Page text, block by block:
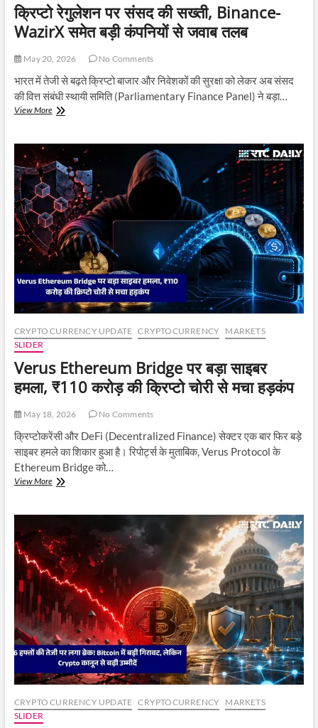
क्रिप्टो रेगुलेशन पर संसद की सख्ती, Binance-
WazirX समेत बड़ी कंपनियों से जवाब तलब
May 20, 2026 No Comments
भारत में तेजी से बढ़ते क्रिप्टो बाजार और निवेशकों की सुरक्षा को लेकर अब संसद
की वित्त संबंधी स्थायी समिति (Parliamentary Finance Panel) ने बड़ा…
View Moreक्रिप्टो
संसद
की
सख्ती,
Binance-
WazirX
समेत
बड़ी
कंपनियों
से
जवाब
तलब
CRYPTO CURRENCY UPDATE CRYPTOCURRENCY
MARKETS
SLIDER
Verus Ethereum Bridge पर बड़ा साइबर
हमला, ₹110 करोड़ की क्रिप्टो चोरी से मचा हड़कंप
May 18, 2026 No Comments
क्रिप्टोकरेंसी और DeFi (Decentralized Finance) सेक्टर एक बार फिर बड़े
साइबर हमले का शिकार हुआ है। रिपोर्ट्स के मुताबिक, Verus Protocol के
Ethereum Bridge को…
View MoreVerus
साइबर
हमला,
₹110
करोड़
क्रिप्टो
चोरी
से
मचा
हड़कंप
CRYPTO CURRENCY UPDATE CRYPTOCURRENCY
MARKETS
SLIDER